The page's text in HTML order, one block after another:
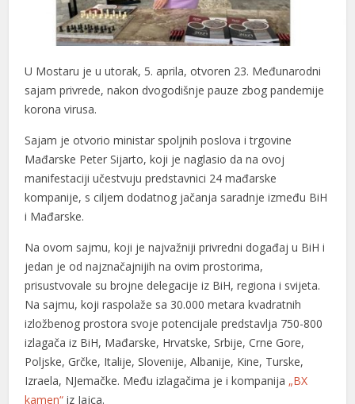
U Mostaru je u utorak, 5. aprila, otvoren 23. Međunarodni
sajam privrede, nakon dvogodišnje pauze zbog pandemije
korona virusa.
Sajam je otvorio ministar spoljnih poslova i trgovine
Mađarske Peter Sijarto, koji je naglasio da na ovoj
manifestaciji učestvuju predstavnici 24 mađarske
kompanije, s ciljem dodatnog jačanja saradnje između BiH
i Mađarske.
Na ovom sajmu, koji je najvažniji privredni događaj u BiH i
jedan je od najznačajnijih na ovim prostorima,
prisustvovale su brojne delegacije iz BiH, regiona i svijeta.
Na sajmu, koji raspolaže sa 30.000 metara kvadratnih
izložbenog prostora svoje potencijale predstavlja 750-800
izlagača iz BiH, Mađarske, Hrvatske, Srbije, Crne Gore,
Poljske, Grčke, Italije, Slovenije, Albanije, Kine, Turske,
Izraela, NJemačke. Među izlagačima je i kompanija „BX
kamen“ iz Jajca.